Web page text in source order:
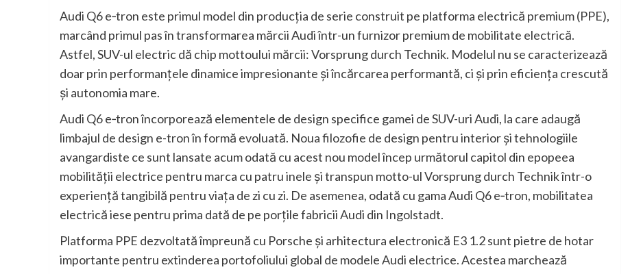
Audi Q6 e‑tron este primul model din producția de serie construit pe platforma electrică premium (PPE),
marcând primul pas în transformarea mărcii Audi într-un furnizor premium de mobilitate electrică.
Astfel, SUV-ul electric dă chip mottoului mărcii: Vorsprung durch Technik. Modelul nu se caracterizează
doar prin performanțele dinamice impresionante și încărcarea performantă, ci și prin eficiența crescută
și autonomia mare.
Audi Q6 e‑tron încorporează elementele de design specifice gamei de SUV-uri Audi, la care adaugă
limbajul de design e-tron în formă evoluată. Noua filozofie de design pentru interior și tehnologiile
avangardiste ce sunt lansate acum odată cu acest nou model încep următorul capitol din epopeea
mobilității electrice pentru marca cu patru inele și transpun motto-ul Vorsprung durch Technik într-o
experiență tangibilă pentru viața de zi cu zi. De asemenea, odată cu gama Audi Q6 e‑tron, mobilitatea
electrică iese pentru prima dată de pe porțile fabricii Audi din Ingolstadt.
Platforma PPE dezvoltată împreună cu Porsche și arhitectura electronică E3 1.2 sunt pietre de hotar
importante pentru extinderea portofoliului global de modele Audi electrice. Acestea marchează